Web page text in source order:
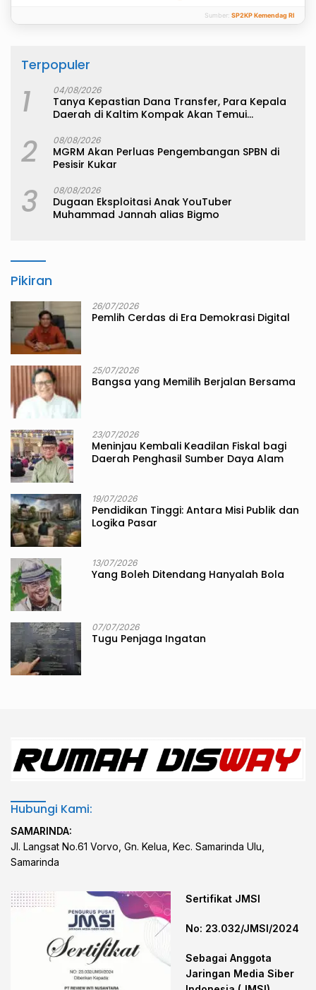
Sumber: SP2KP Kemendag RI
Terpopuler
1 04/08/2026
Tanya Kepastian Dana Transfer, Para Kepala
Daerah di Kaltim Kompak Akan Temui
2 08/08/2026
MGRM Akan Perluas Pengembangan SPBN di
Pesisir Kukar
3 08/08/2026
Dugaan Eksploitasi Anak YouTuber
Muhammad Jannah alias Bigmo
Pikiran
26/07/2026
Pemlih Cerdas di Era Demokrasi Digital
25/07/2026
Bangsa yang Memilih Berjalan Bersama
23/07/2026
Meninjau Kembali Keadilan Fiskal bagi
Daerah Penghasil Sumber Daya Alam
19/07/2026
Pendidikan Tinggi: Antara Misi Publik dan
Logika Pasar
13/07/2026
Yang Boleh Ditendang Hanyalah Bola
07/07/2026
Tugu Penjaga Ingatan
Hubungi Kami:
SAMARINDA:
Jl. Langsat No.61 Vorvo, Gn. Kelua, Kec. Samarinda Ulu,
Samarinda
Sertifikat JMSI
No: 23.032/JMSI/2024
Sebagai Anggota
Jaringan Media Siber